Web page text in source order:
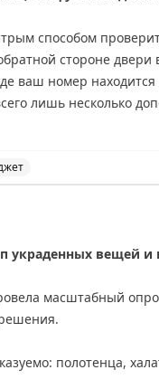
способом
стороне
ваш номер
лишь несколько
чтобы понять
«апгрейд»
украденных вещей и
масштабный
полотенца,